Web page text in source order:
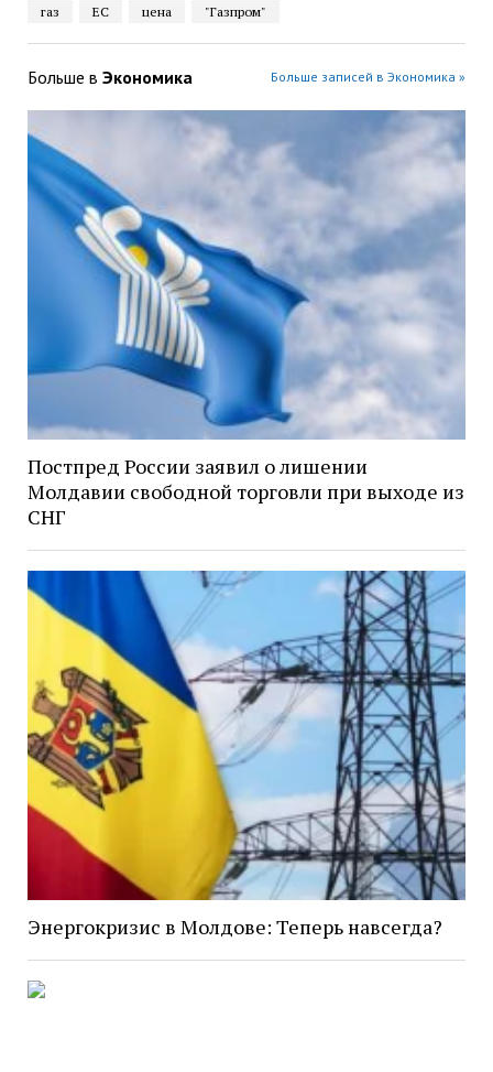
газ ЕС цена "Газпром"
Больше в Экономика Больше записей в Экономика »
Постпред России заявил о лишении
Молдавии свободной торговли при выходе из
СНГ
Энергокризис в Молдове: Теперь навсегда?